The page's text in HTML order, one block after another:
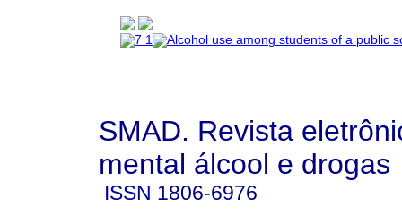
SMAD. Revista
mental álcool e drogas
ISSN 1806-6976